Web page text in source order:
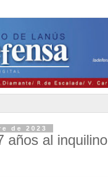
de 2023
años al inquilino